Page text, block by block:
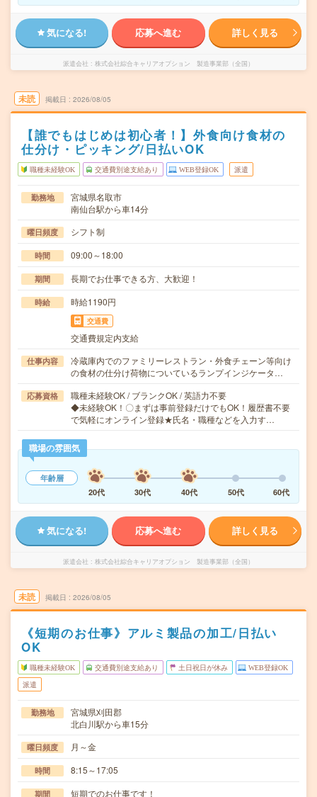
気になる! 応募へ進む 詳しく見る
派遣会社 株式会社綜合キャリアオプション 製造事業部（全国）
未読 掲載日 2026/08/05
【誰でもはじめは初心者！】外食向け食材の
仕分け・ピッキング/日払いOK
職種未経験OK 交通費別途支給あり WEB登録OK 派遣
勤務地
宮城県名取市
南仙台駅から車14分
曜日頻度 シフト制
時間 09:00～18:00
期間 長期でお仕事できる方、大歓迎！
時給 時給1190円
交通費
交通費規定内支給
仕事内容
冷蔵庫内でのファミリーレストラン・外食チェーン等向け
の食材の仕分け荷物についているランプインジケータ…
応募資格
職種未経験OK / ブランクOK / 英語力不要
◆未経験OK！〇まずは事前登録だけでもOK！履歴書不要
で気軽にオンライン登録★氏名・職種などを入力す…
職場の雰囲気
年齢層
20代
30代 40代 50代 60代
気になる! 応募へ進む 詳しく見る
派遣会社 株式会社綜合キャリアオプション 製造事業部（全国）
未読 掲載日 2026/08/05
《短期のお仕事》アルミ製品の加工/日払い
OK
職種未経験OK 交通費別途支給あり 土日祝日が休み WEB登録OK
派遣
勤務地
宮城県刈田郡
北白川駅から車15分
曜日頻度 月～金
時間 8:15～17:05
期間 短期でのお仕事です！